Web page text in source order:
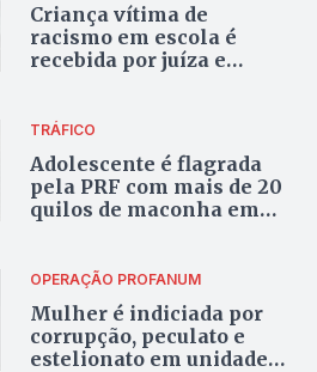
Criança vítima de
racismo em escola é
recebida por juíza e
vídeo
TRÁFICO
Adolescente é flagrada
pela PRF com mais de 20
quilos de maconha em
OPERAÇÃO PROFANUM
Mulher é indiciada por
corrupção, peculato e
estelionato em unidade